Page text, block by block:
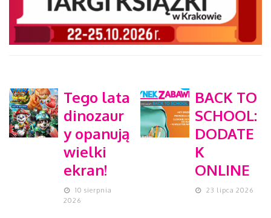
Tego lata
dinozaur
y opanują
wielki
ekran!
10 sierpnia
2026
BACK TO
SCHOOL:
DODATE
K
ONLINE
23 lipca 2026